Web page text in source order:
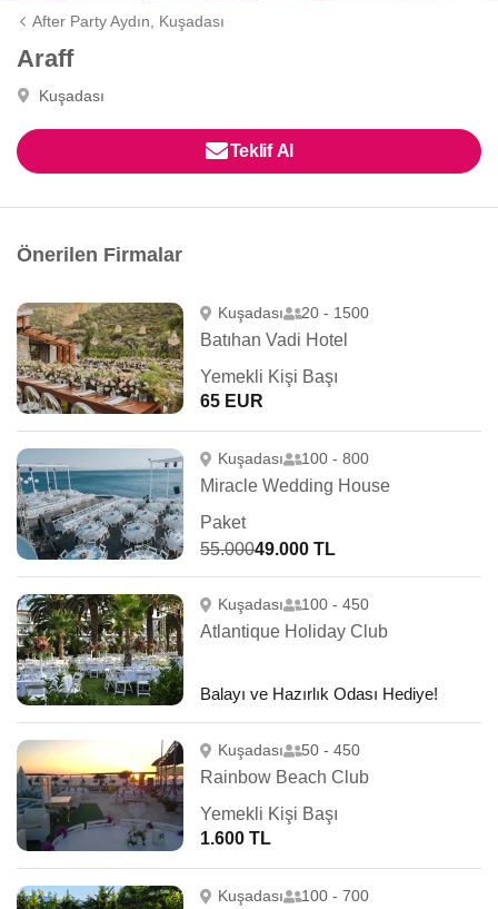
After Party Aydın, Kuşadası
Araff
Kuşadası
Teklif Al
Önerilen Firmalar
Kuşadası 20 - 1500
Batıhan Vadi Hotel
Yemekli Kişi Başı
65 EUR
Kuşadası 100 - 800
Miracle Wedding House
Paket
55.00049.000 TL
Kuşadası 100 - 450
Atlantique Holiday Club
Balayı ve Hazırlık Odası Hediye!
Kuşadası 50 - 450
Rainbow Beach Club
Yemekli Kişi Başı
1.600 TL
Kuşadası 100 - 700